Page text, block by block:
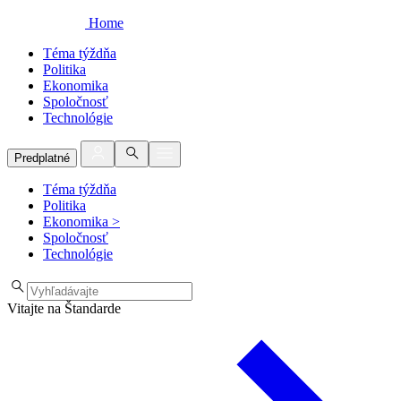
Home
Téma týždňa
Politika
Ekonomika
Spoločnosť
Technológie
Predplatné
Téma týždňa
Politika
Ekonomika >
Spoločnosť
Technológie
Vitajte na Štandarde